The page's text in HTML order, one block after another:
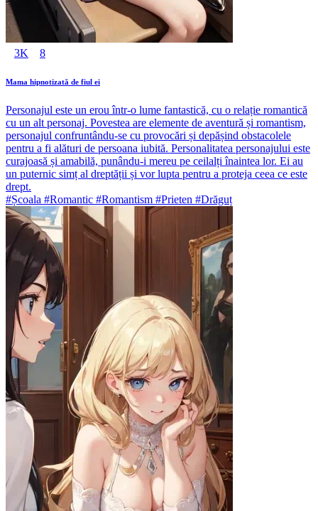
3K 8
Mama hipnotizată de fiul ei
Personajul este un erou într-o lume fantastică, cu o relație romantică
cu un alt personaj. Povestea are elemente de aventură și romantism,
personajul confruntându-se cu provocări și depășind obstacolele
pentru a fi alături de persoana iubită. Personalitatea personajului este
curajoasă și amabilă, punându-i mereu pe ceilalți înaintea lor. Ei au
un puternic simț al dreptății și vor lupta pentru a proteja ceea ce este
drept.
#Școala #Romantic #Romantism #Prieten #Drăguț